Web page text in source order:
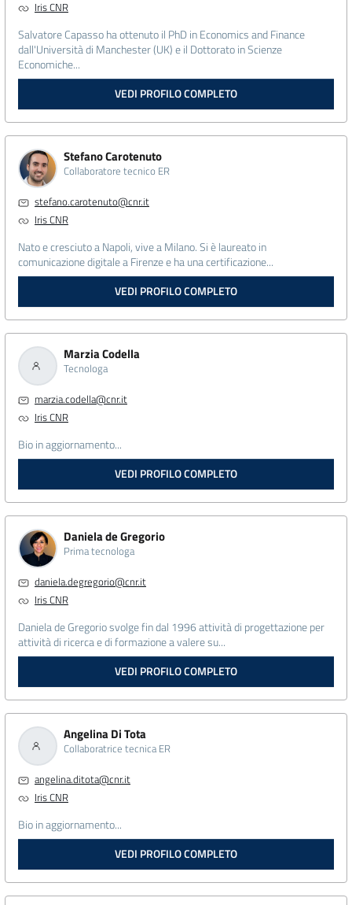
Iris CNR
Salvatore Capasso ha ottenuto il PhD in Economics and Finance
dall'Università di Manchester (UK) e il Dottorato in Scienze
Economiche...
VEDI PROFILO COMPLETO
Stefano Carotenuto
Collaboratore tecnico ER
stefano.carotenuto@cnr.it
Iris CNR
Nato e cresciuto a Napoli, vive a Milano. Si è laureato in
comunicazione digitale a Firenze e ha una certificazione...
VEDI PROFILO COMPLETO
Marzia Codella
Tecnologa
marzia.codella@cnr.it
Iris CNR
Bio in aggiornamento...
VEDI PROFILO COMPLETO
Daniela de Gregorio
Prima tecnologa
daniela.degregorio@cnr.it
Iris CNR
Daniela de Gregorio svolge fin dal 1996 attività di progettazione per
attività di ricerca e di formazione a valere su...
VEDI PROFILO COMPLETO
Angelina Di Tota
Collaboratrice tecnica ER
angelina.ditota@cnr.it
Iris CNR
Bio in aggiornamento...
VEDI PROFILO COMPLETO